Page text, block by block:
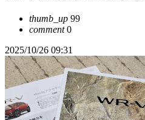
thumb_up 99
comment0
2025/10/26 09:31